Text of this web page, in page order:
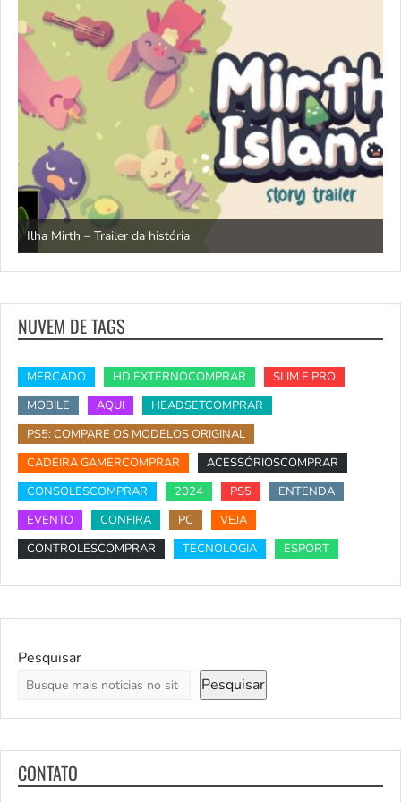
Ilha Mirth – Trailer da história
NUVEM DE TAGS
MERCADO HD EXTERNOCOMPRAR
SLIM E PRO
MOBILE
AQUI
HEADSETCOMPRAR
PS5: COMPARE OS MODELOS ORIGINAL
CADEIRA GAMERCOMPRAR
ACESSÓRIOSCOMPRAR
CONSOLESCOMPRAR
2024 PS5
ENTENDA
EVENTO
CONFIRA PC
VEJA
CONTROLESCOMPRAR
TECNOLOGIA ESPORT
Pesquisar
Pesquisar
CONTATO